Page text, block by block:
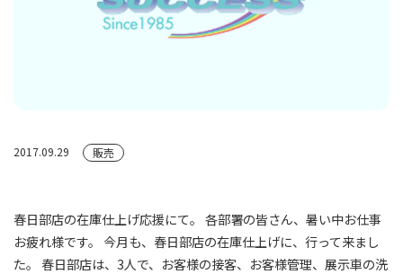
2017.09.29 販売
春日部店の在庫仕上げ応援にて。 各部署の皆さん、暑い中お仕事
お疲れ様です。 今月も、春日部店の在庫仕上げに、行って来まし
た。 春日部店は、3人で、お客様の接客、お客様管理、展示車の洗